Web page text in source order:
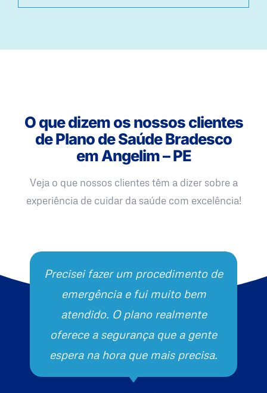
O que dizem os nossos clientes
de Plano de Saúde Bradesco
em Angelim – PE
Veja o que nossos clientes têm a dizer sobre a
experiência de cuidar da saúde com excelência!
Precisei fazer um procedimento de
emergência e fui muito bem
atendido. O plano realmente
oferece a segurança que a gente
espera na hora que mais precisa.